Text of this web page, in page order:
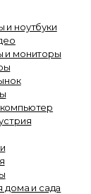
ноутбуки
и мониторы
дома и сада